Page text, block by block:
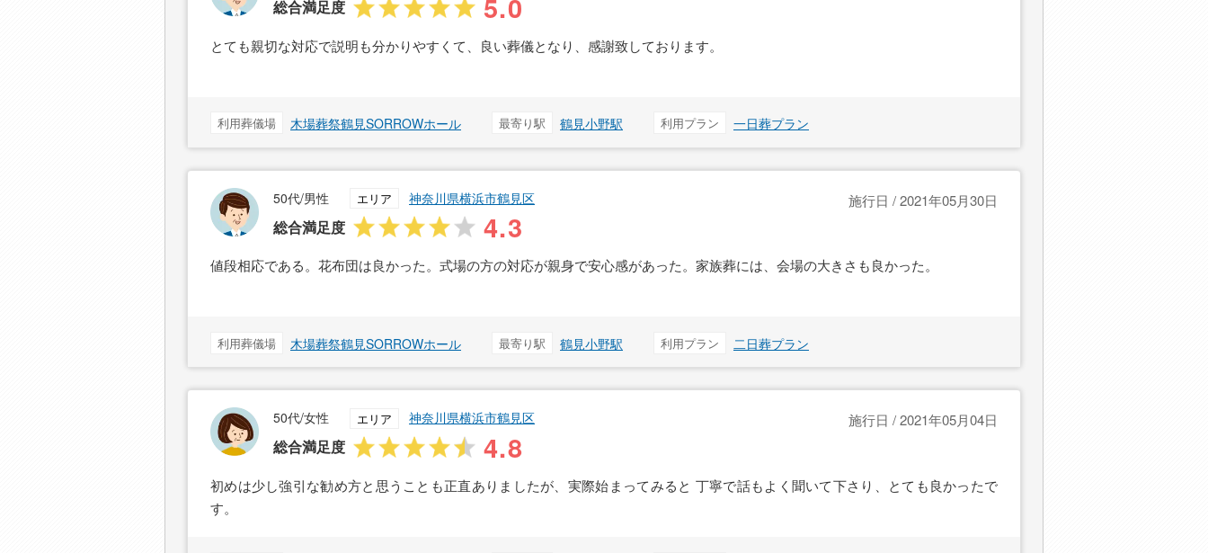
総合満足度
とても親切な対応で説明も分かりやすくて、良い葬儀となり、感謝致しております。
利用葬儀場 木場葬祭鶴見SORROWホール 最寄り駅 鶴見小野駅 利用プラン 一日葬プラン
50代/男性 エリア 神奈川県横浜市鶴見区
総合満足度 4.3
施行日 / 2021年05月30日
値段相応である。花布団は良かった。式場の方の対応が親身で安心感があった。家族葬には、会場の大きさも良かった。
利用葬儀場 木場葬祭鶴見SORROWホール 最寄り駅 鶴見小野駅 利用プラン 二日葬プラン
50代/女性 エリア 神奈川県横浜市鶴見区
総合満足度 4.8
施行日 / 2021年05月04日
初めは少し強引な勧め方と思うことも正直ありましたが、実際始まってみると 丁寧で話もよく聞いて下さり、とても良かったで
す。